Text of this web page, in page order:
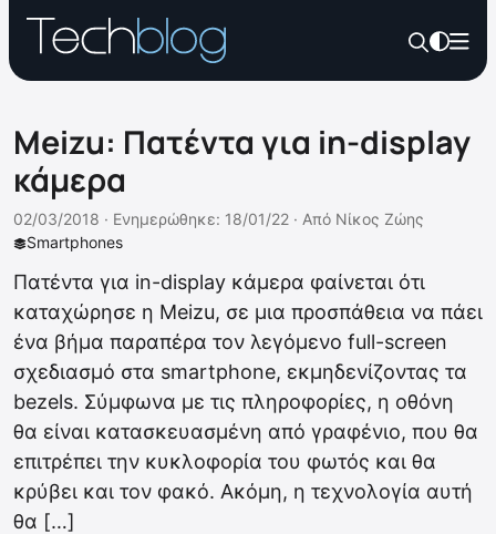
Meizu: Πατέντα για in-display
κάμερα
Smartphones
02/03/2018 · Ενημερώθηκε: 18/01/22 · Από Νίκος Ζώης
Πατέντα για in-display κάμερα φαίνεται ότι
καταχώρησε η Meizu, σε μια προσπάθεια να πάει
ένα βήμα παραπέρα τον λεγόμενο full-screen
σχεδιασμό στα smartphone, εκμηδενίζοντας τα
bezels. Σύμφωνα με τις πληροφορίες, η οθόνη
θα είναι κατασκευασμένη από γραφένιο, που θα
επιτρέπει την κυκλοφορία του φωτός και θα
κρύβει και τον φακό. Ακόμη, η τεχνολογία αυτή
θα […]